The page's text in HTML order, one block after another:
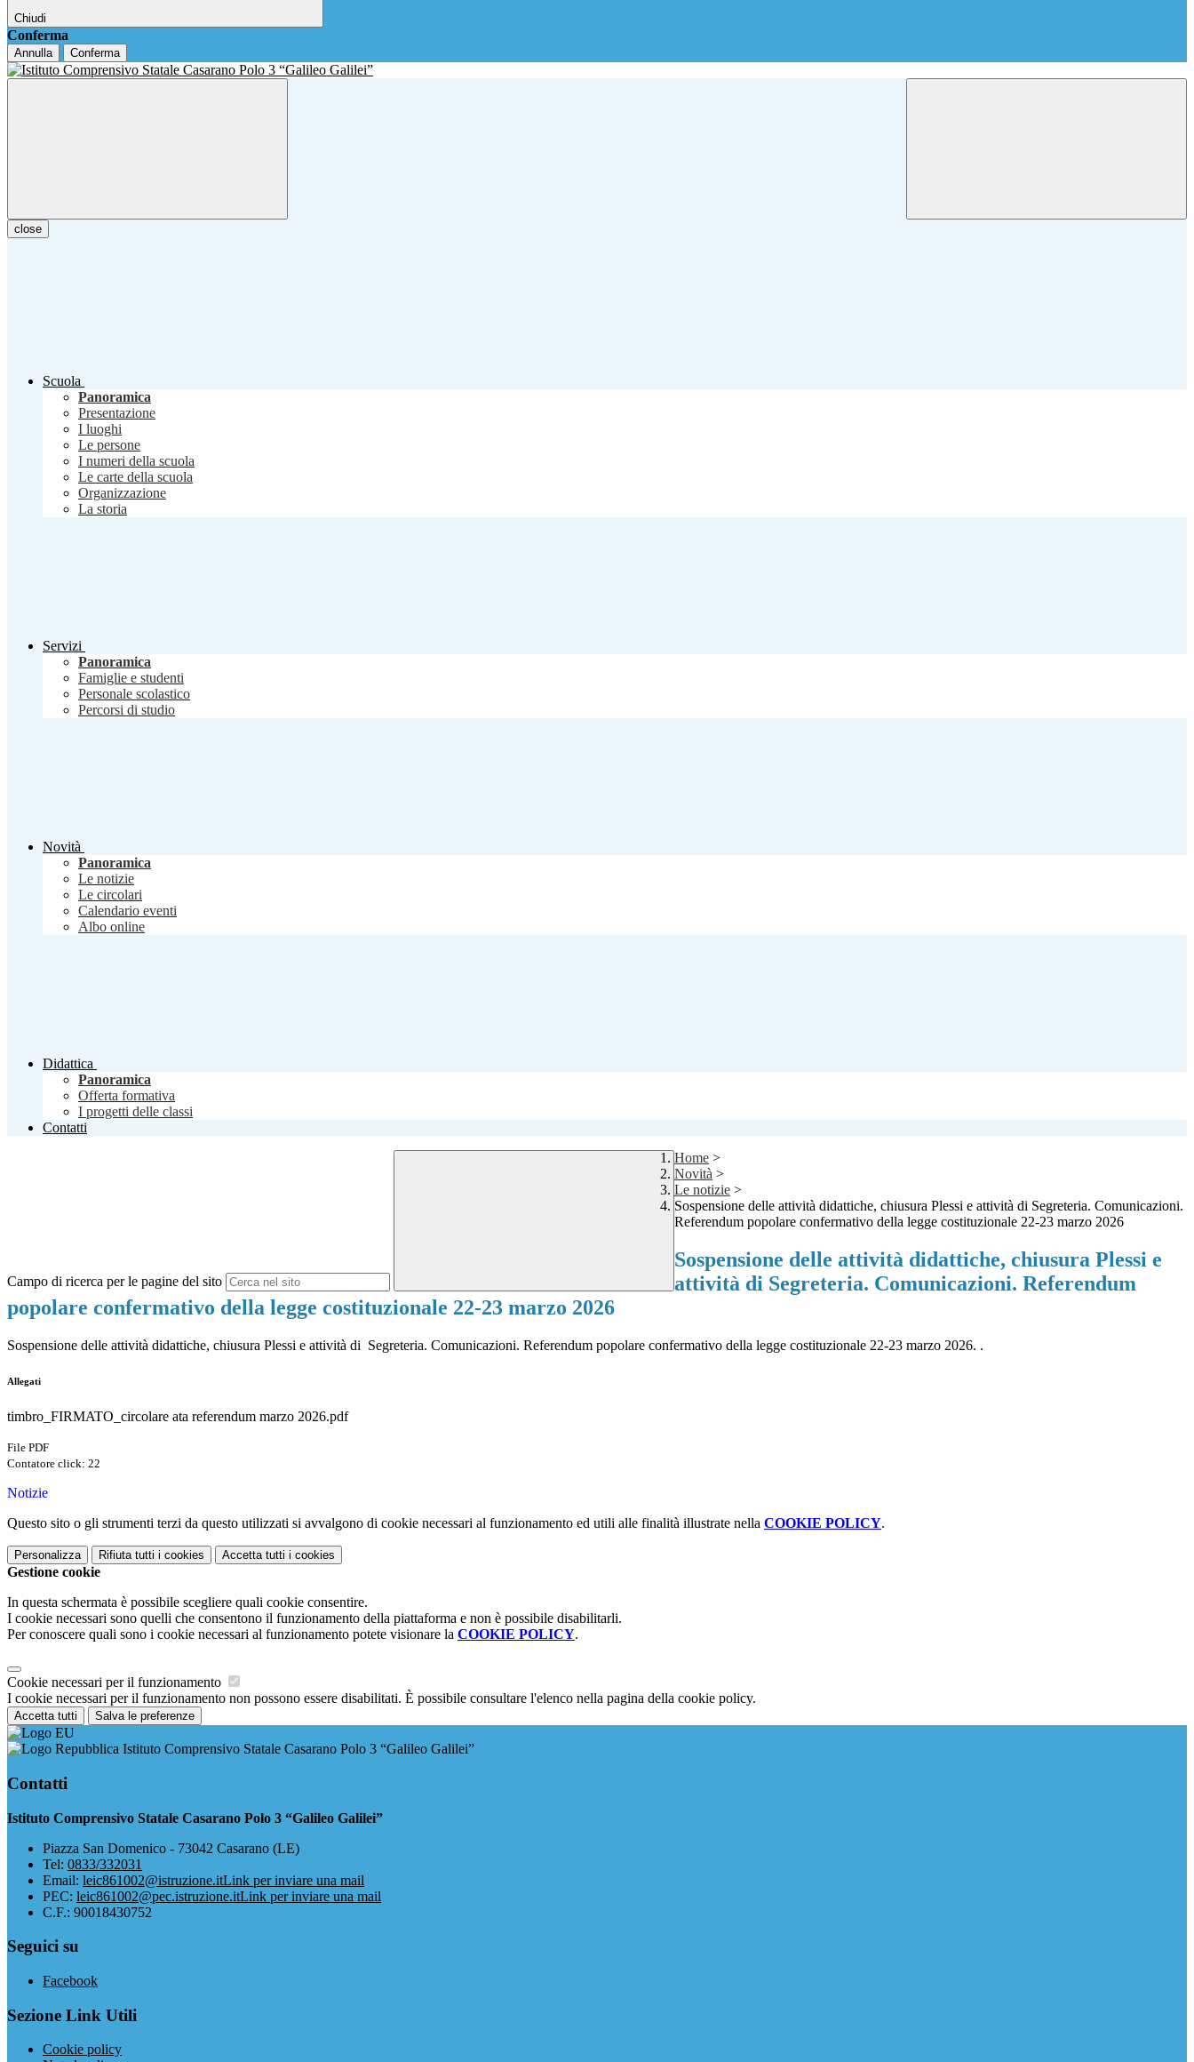
Chiudi
Conferma
Annulla Conferma
close
Scuola
Panoramica
Presentazione
I luoghi
Le persone
I numeri della scuola
Le carte della scuola
Organizzazione
La storia
Servizi
Panoramica
Famiglie e studenti
Personale scolastico
Percorsi di studio
Novità
Panoramica
Le notizie
Le circolari
Calendario eventi
Albo online
Didattica
Panoramica
Offerta formativa
I progetti delle classi
Contatti
Campo di ricerca per le pagine del sito
Home >
Novità >
Le notizie >
Sospensione delle attività didattiche, chiusura Plessi e attività di Segreteria. Comunicazioni.
Referendum popolare confermativo della legge costituzionale 22-23 marzo 2026
Sospensione delle attività didattiche, chiusura Plessi e
attività di Segreteria. Comunicazioni. Referendum
popolare confermativo della legge costituzionale 22-23 marzo 2026
Sospensione delle attività didattiche, chiusura Plessi e attività di Segreteria. Comunicazioni. Referendum popolare confermativo della legge costituzionale 22-23 marzo 2026. .
Allegati
timbro_FIRMATO_circolare ata referendum marzo 2026.pdf
File PDF
Contatore click: 22
Notizie
Questo sito o gli strumenti terzi da questo utilizzati si avvalgono di cookie necessari al funzionamento ed utili alle finalità illustrate nella COOKIE POLICY.
Personalizza Rifiuta tutti i cookies Accetta tutti i cookies
Gestione cookie
In questa schermata è possibile scegliere quali cookie consentire.
I cookie necessari sono quelli che consentono il funzionamento della piattaforma e non è possibile disabilitarli.
Per conoscere quali sono i cookie necessari al funzionamento potete visionare la COOKIE POLICY.
Cookie necessari per il funzionamento
I cookie necessari per il funzionamento non possono essere disabilitati. È possibile consultare l'elenco nella pagina della cookie policy.
Accetta tutti Salva le preferenze
Istituto Comprensivo Statale Casarano Polo 3 “Galileo Galilei”
Contatti
Istituto Comprensivo Statale Casarano Polo 3 “Galileo Galilei”
Piazza San Domenico - 73042 Casarano (LE)
Tel: 0833/332031
Email: leic861002@istruzione.itLink per inviare una mail
PEC: leic861002@pec.istruzione.itLink per inviare una mail
C.F.: 90018430752
Seguici su
Facebook
Sezione Link Utili
Cookie policy